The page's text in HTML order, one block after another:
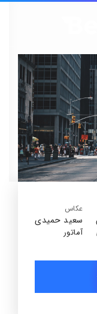
عکاس
سعید حمیدی
آماتور